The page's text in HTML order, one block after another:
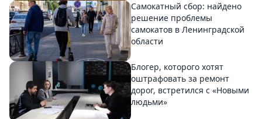
Самокатный сбор: найдено
решение проблемы
самокатов в Ленинградской
области
Блогер, которого хотят
оштрафовать за ремонт
дорог, встретился с «Новыми
людьми»